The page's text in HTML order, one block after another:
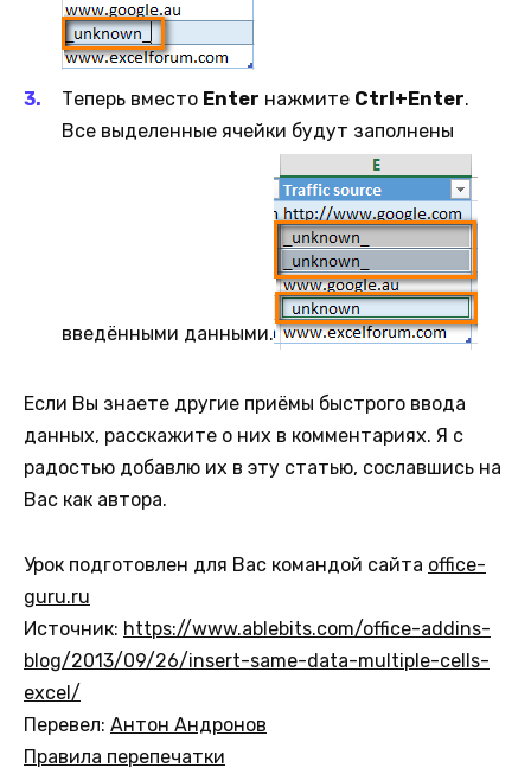
Теперь вместо Enter нажмите Ctrl+Enter.
Все выделенные ячейки будут заполнены
введёнными данными.
Если Вы знаете другие приёмы быстрого ввода
данных, расскажите о них в комментариях. Я с
радостью добавлю их в эту статью, сославшись на
Вас как автора.
Урок подготовлен для Вас командой сайта office-
guru.ru
Источник: https://www.ablebits.com/office-addins-
blog/2013/09/26/insert-same-data-multiple-cells-
excel/
Перевел: Антон Андронов
Правила перепечатки